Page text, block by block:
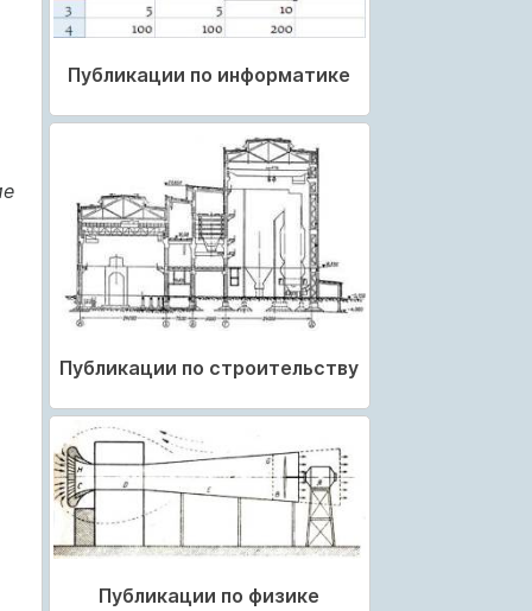
Публикации по информатике
Публикации по строительству
Публикации по физике